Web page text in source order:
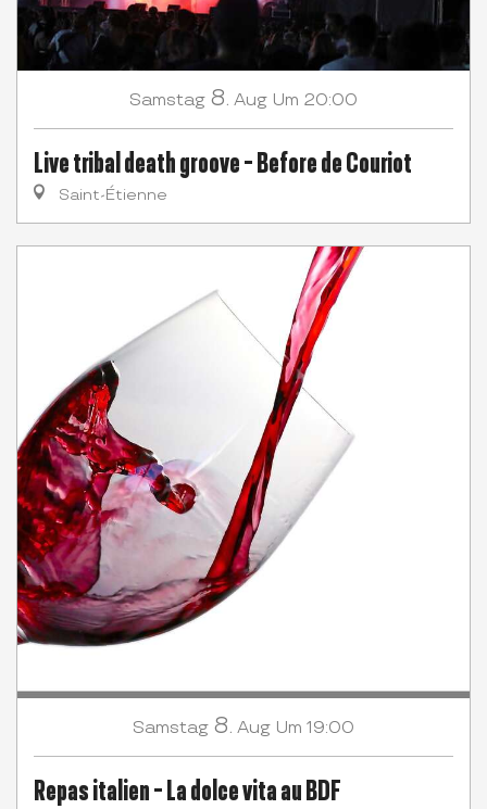
Samstag 8. Aug Um 20:00
Live tribal death groove - Before de Couriot
Saint-Étienne
Samstag 8. Aug Um 19:00
Repas italien - La dolce vita au BDF